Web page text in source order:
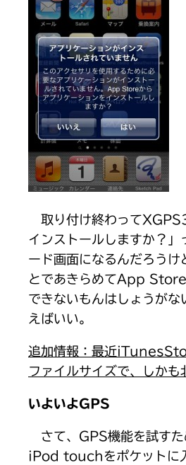
取り付け終わって
インストールしますか？
ード画面になるんだろう
とであきらめてApp
できないもんはしょうが
えばいい。
追加情報：最近
ファイルサイズで、しかも
いよいよGPS
さて、GPS機能を試すた
iPod touchをポケットに